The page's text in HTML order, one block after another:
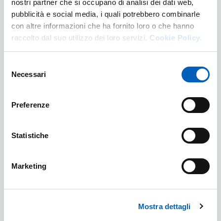
nostri partner che si occupano di analisi dei dati web,
pubblicità e social media, i quali potrebbero combinarle
con altre informazioni che ha fornito loro o che hanno
raccolto dal suo utilizzo dei loro servizi. Cookie Policy.
delNecessari
Preferenze
Statistiche
Marketing
Mostra dettagli
Internships Abroad - UNIPR website
place in a European or international
INTERNSHIPS ABROAD - UNIPR WEBSITE